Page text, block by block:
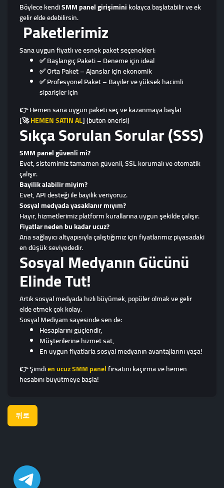
Böylece kendiSMM panel girişiminikolayca başlatabilir ve ek
gelir elde edebilirsin.
Paketlerimiz
Sana uygun fiyatlı ve esnek paket seçenekleri:
✅ Başlangıç Paketi – Deneme için ideal
✅ Orta Paket – Ajanslar için ekonomik
✅ Profesyonel Paket – Bayiler ve yüksek hacimli
siparişler için
👉 Hemen sana uygun paketi seç ve kazanmaya başla!
[🚀HEMEN SATIN AL] (buton önerisi)
Sıkça Sorulan Sorular (SSS)
SMM panel güvenli mi?
Evet, sistemimiz tamamen güvenli, SSL korumalı ve otomatik
çalışır.
Bayilik alabilir miyim?
Evet, API desteği ile bayilik veriyoruz.
Sosyal medyada yasaklanır mıyım?
Hayır, hizmetlerimiz platform kurallarına uygun şekilde çalışır.
Fiyatlar neden bu kadar ucuz?
Ana sağlayıcı altyapısıyla çalıştığımız için fiyatlarımız piyasadaki
en düşük seviyededir.
Sosyal Medyanın Gücünü
Elinde Tut!
Artık sosyal medyada hızlı büyümek, popüler olmak ve gelir
elde etmek çok kolay.
Sosyal Mediyam sayesinde sen de:
Hesaplarını güçlendir,
Müşterilerine hizmet sat,
En uygun fiyatlarla sosyal medyanın avantajlarını yaşa!
👉 Şimdien ucuz SMM panelfırsatını kaçırma ve hemen
hesabını büyütmeye başla!
뒤로